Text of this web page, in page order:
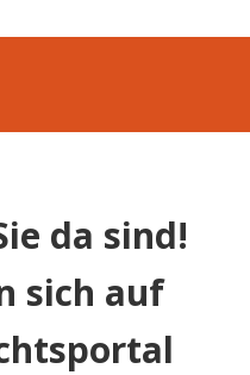
da sind!
sich auf